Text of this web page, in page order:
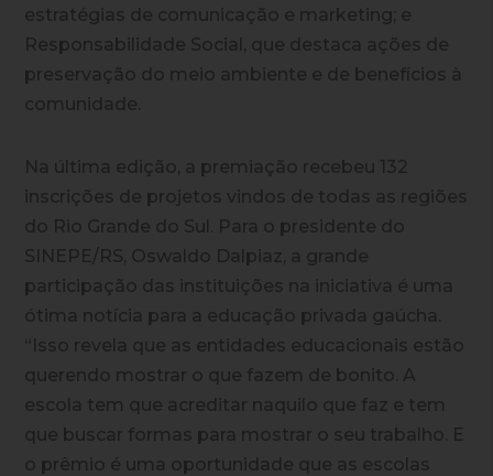
estratégias de comunicação e marketing; e
Responsabilidade Social, que destaca ações de
preservação do meio ambiente e de benefícios à
comunidade.
Na última edição, a premiação recebeu 132
inscrições de projetos vindos de todas as regiões
do Rio Grande do Sul. Para o presidente do
SINEPE/RS, Oswaldo Dalpiaz, a grande
participação das instituições na iniciativa é uma
ótima notícia para a educação privada gaúcha.
“Isso revela que as entidades educacionais estão
querendo mostrar o que fazem de bonito. A
escola tem que acreditar naquilo que faz e tem
que buscar formas para mostrar o seu trabalho. E
o prêmio é uma oportunidade que as escolas